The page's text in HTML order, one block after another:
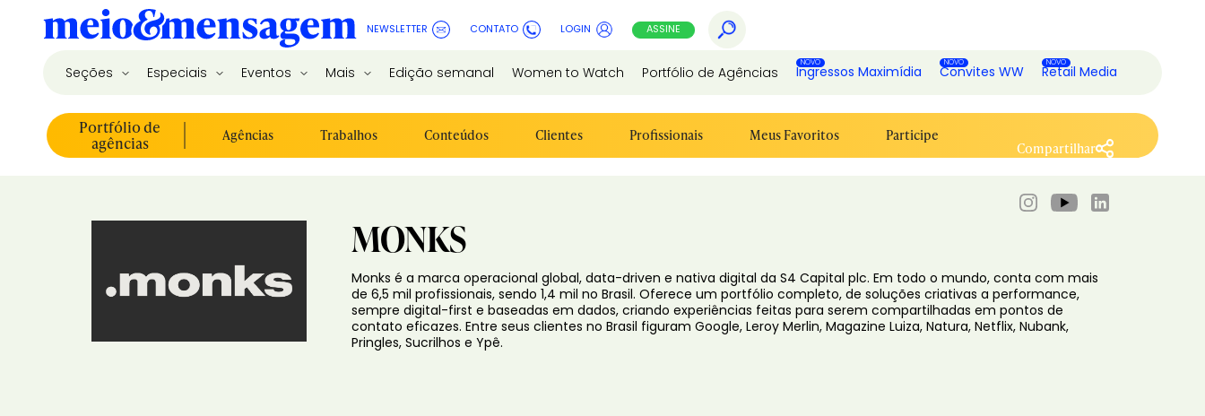
NEWSLETTER CONTATO LOGIN ASSINE
Seções Especiais Eventos Mais Edição semanal Women to Watch Portfólio de Agências Ingressos Maximídia Convites WW Retail Media
Portfólio de
agências Agências Trabalhos Conteúdos Clientes Profissionais Meus Favoritos Participe
Compartilhar
MONKS
Monks é a marca operacional global, data-driven e nativa digital da S4 Capital plc. Em todo o mundo, conta com mais
de 6,5 mil profissionais, sendo 1,4 mil no Brasil. Oferece um portfólio completo, de soluções criativas a performance,
sempre digital-first e baseadas em dados, criando experiências feitas para serem compartilhadas em pontos de
contato eficazes. Entre seus clientes no Brasil figuram Google, Leroy Merlin, Magazine Luiza, Natura, Netflix, Nubank,
Pringles, Sucrilhos e Ypê.